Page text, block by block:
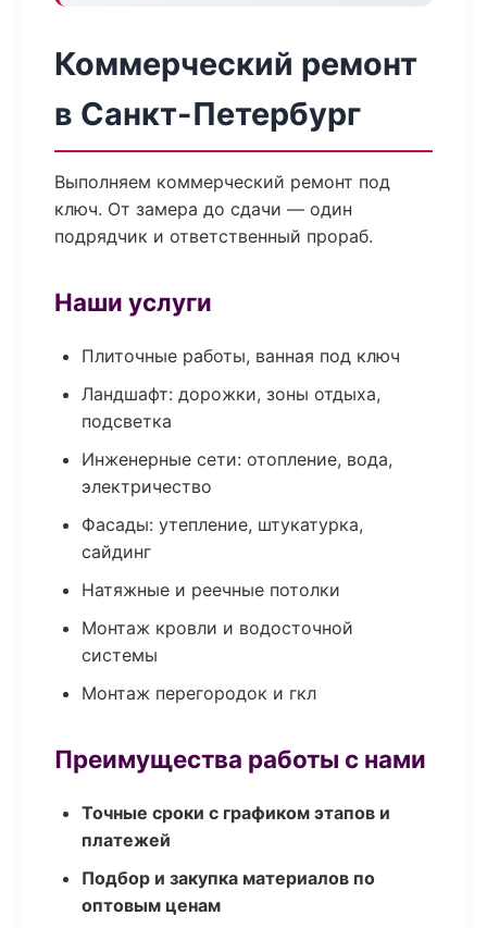
Коммерческий ремонт
в Санкт-Петербург
Выполняем коммерческий ремонт под
ключ. От замера до сдачи — один
подрядчик и ответственный прораб.
Наши услуги
Плиточные работы, ванная под ключ
Ландшафт: дорожки, зоны отдыха,
подсветка
Инженерные сети: отопление, вода,
электричество
Фасады: утепление, штукатурка,
сайдинг
Натяжные и реечные потолки
Монтаж кровли и водосточной
системы
Монтаж перегородок и гкл
Преимущества работы с нами
Точные сроки с графиком этапов и
платежей
Подбор и закупка материалов по
оптовым ценам